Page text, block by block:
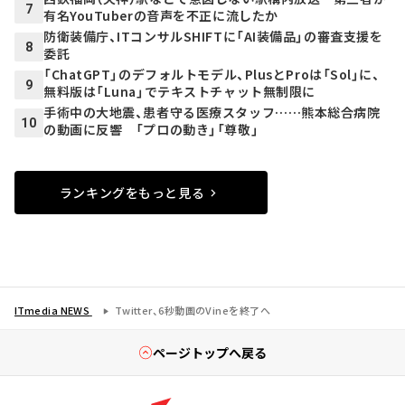
7
有名YouTuberの音声を不正に流したか
8
防衛装備庁、ITコンサルSHIFTに「AI装備品」の審査支援を
委託
9
「ChatGPT」のデフォルトモデル、PlusとProは「Sol」に、
無料版は「Luna」でテキストチャット無制限に
10
手術中の大地震、患者守る医療スタッフ……熊本総合病院
の動画に反響 「プロの動き」「尊敬」
ランキングをもっと見る
ITmedia NEWS Twitter、6秒動画のVineを終了へ
ページトップへ戻る